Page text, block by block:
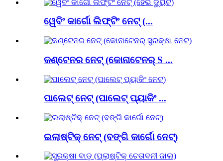
ୱେବିଂ କାର୍ଗୋ ଲିଫ୍ଟିଂ ନେଟ୍ (...
କଣ୍ଟେନର ନେଟ୍ (କୋନାଟେନର୍ S ...
ପାଲେଟ୍ ନେଟ୍ (ପାଲେଟ୍ ପ୍ୟାକିଂ ...
ଇଲାଷ୍ଟିକ୍ ନେଟ୍ (ବଙ୍ଗି କାର୍ଗୋ ନେଟ୍)